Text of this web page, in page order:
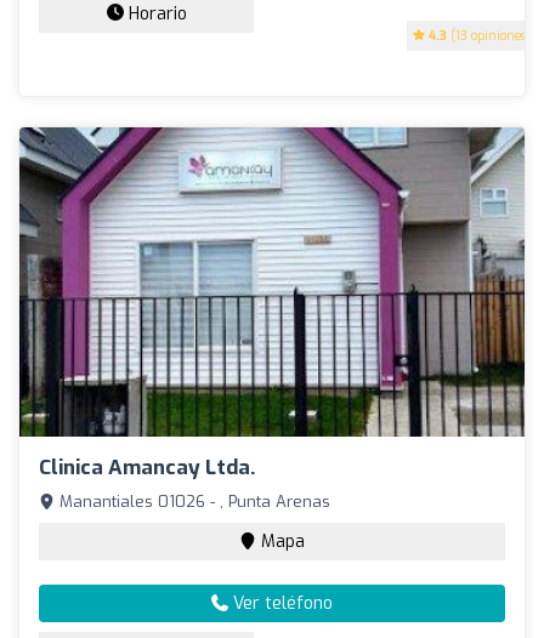
4.3 (13 opiniones)
Horario
Clinica Amancay Ltda.
Manantiales 01026 - , Punta Arenas
Mapa
Ver teléfono